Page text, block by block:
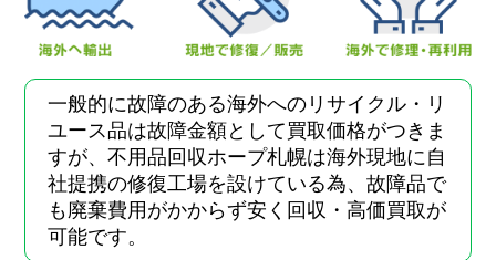
一般的に故障のある海外へのリサイクル・リ
ユース品は故障金額として買取価格がつきま
すが、不用品回収ホープ札幌は海外現地に自
社提携の修復工場を設けている為、故障品で
も廃棄費用がかからず安く回収・高価買取が
可能です。